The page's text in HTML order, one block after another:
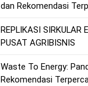
dan Rekomendasi
REPLIKASI SIRKULAR
PUSAT AGRIBISNIS
Waste To Energy:
Rekomendasi